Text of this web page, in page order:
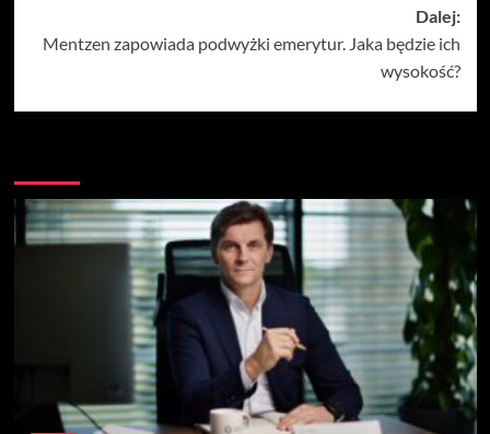
Dalej:
Mentzen zapowiada podwyżki emerytur. Jaka będzie ich
wysokość?